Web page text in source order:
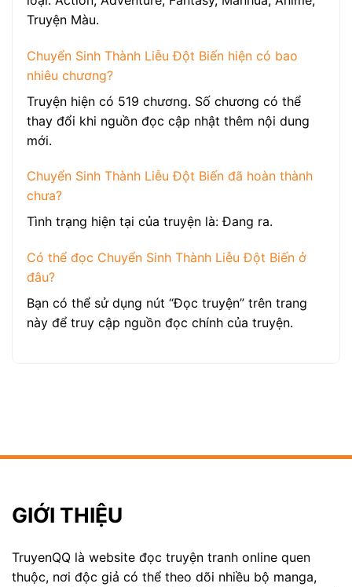
Truyện Màu.
Chuyển Sinh Thành Liễu Đột Biến hiện có bao
nhiêu chương?
Truyện hiện có 519 chương. Số chương có thể
thay đổi khi nguồn đọc cập nhật thêm nội dung
mới.
Chuyển Sinh Thành Liễu Đột Biến đã hoàn thành
chưa?
Tình trạng hiện tại của truyện là: Đang ra.
Có thể đọc Chuyển Sinh Thành Liễu Đột Biến ở
đâu?
Bạn có thể sử dụng nút “Đọc truyện” trên trang
này để truy cập nguồn đọc chính của truyện.
GIỚI THIỆU
TruyenQQ là website đọc truyện tranh online quen
thuộc, nơi độc giả có thể theo dõi nhiều bộ manga,